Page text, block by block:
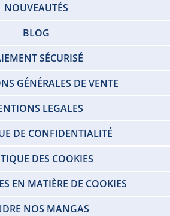
NOUVEAUTÉS
BLOG
SÉCURISÉ
GÉNÉRALES DE VENTE
LEGALES
DE CONFIDENTIALITÉ
DES COOKIES
EN MATIÈRE DE COOKIES
NOS MANGAS